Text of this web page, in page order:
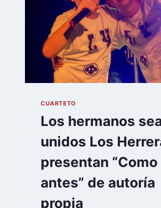
CUARTETO
Los hermanos
unidos Los
presentan “Como
antes” de autoría
propia